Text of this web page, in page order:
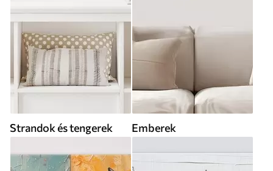
Strandok és tengerek Emberek